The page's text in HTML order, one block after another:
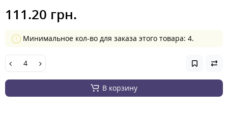
111.20 грн.
Минимальное кол-во для заказа этого товара: 4.
В корзину